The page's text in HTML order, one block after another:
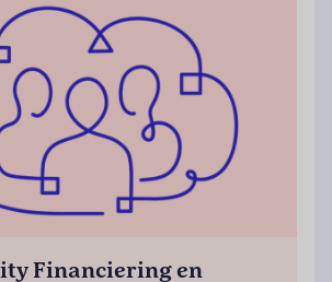
Financiering en